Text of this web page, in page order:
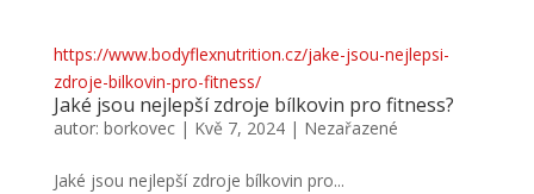
https://www.bodyflexnutrition.cz/jake-jsou-nejlepsi-
zdroje-bilkovin-pro-fitness/
Jaké jsou nejlepší zdroje bílkovin pro fitness?
autor: borkovec| Kvě 7, 2024| Nezařazené
Jaké jsou nejlepší zdroje bílkovin pro...